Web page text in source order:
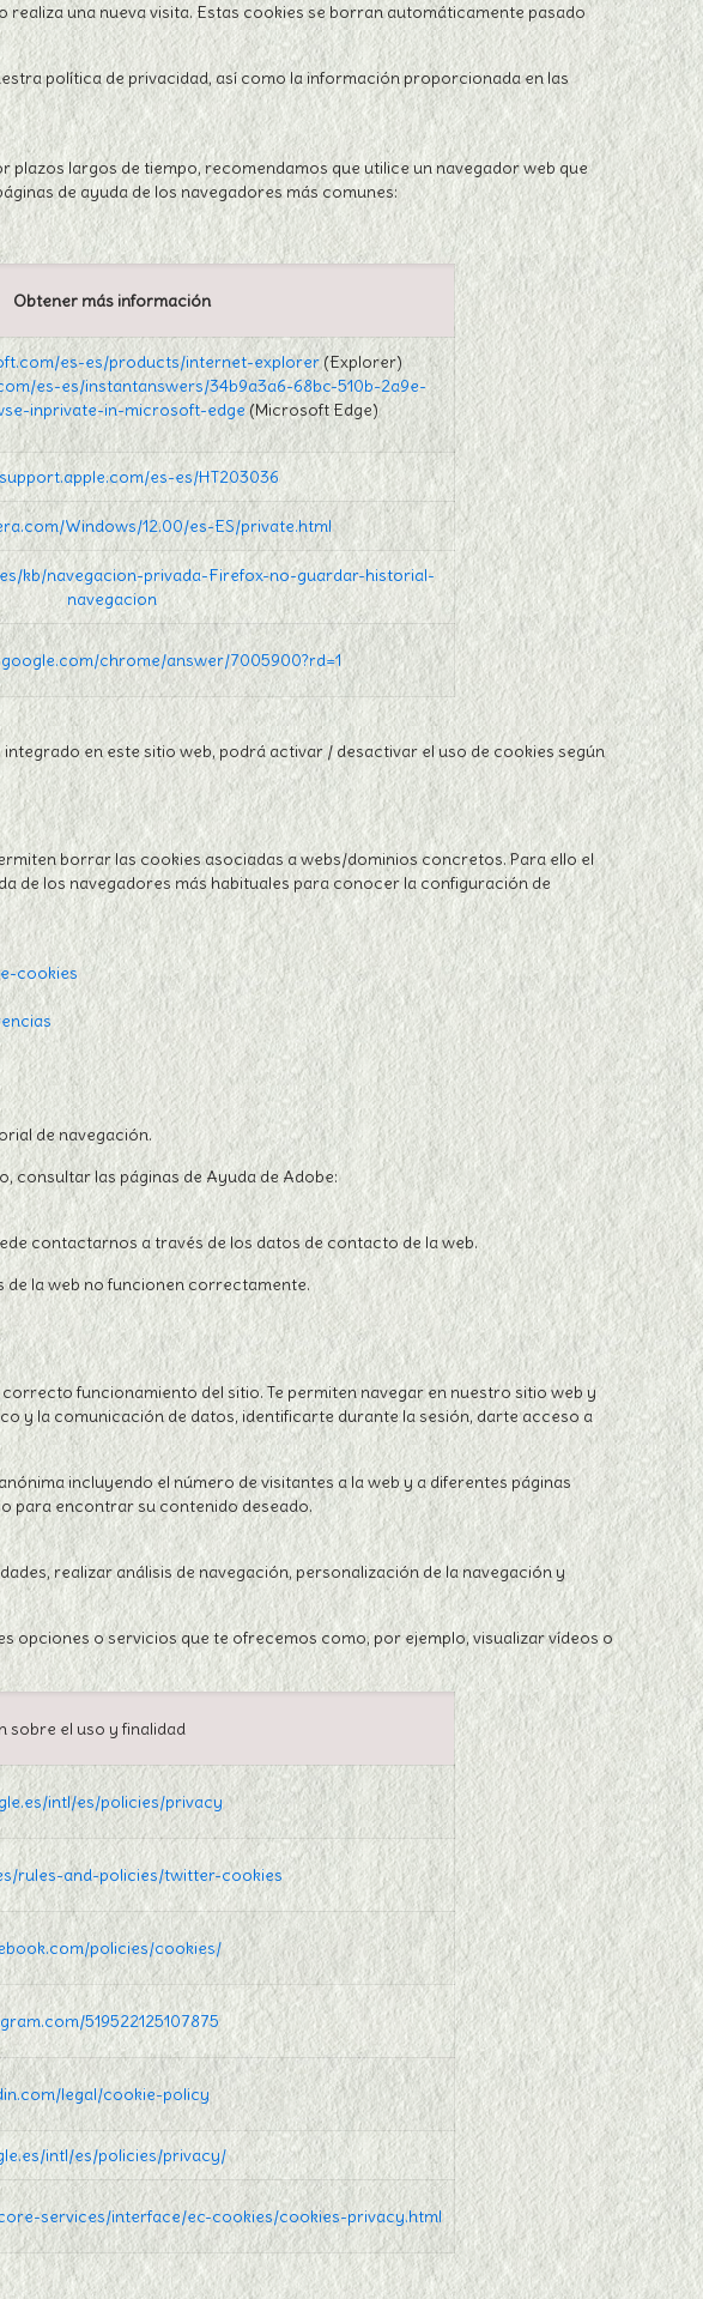
realiza una nueva visita. Estas cookies se borran automáticamente pasado
política de privacidad, así como la información proporcionada en las
largos de tiempo, recomendamos que utilice un navegador web que
de ayuda de los navegadores más comunes:
Obtener más información
es-es/products/internet-explorer(Explorer)
es-es/instantanswers/34b9a3a6-68bc-510b-2a9e-
inprivate-in-microsoft-edge (Microsoft Edge)
es-es/HT203036
Windows/12.00/es-ES/private.html
kb/navegacion-privada-Firefox-no-guardar-historial-
navegacion
chrome/answer/7005900?rd=1
en este sitio web, podrá activar / desactivar el uso de cookies según
borrar las cookies asociadas a webs/dominios concretos. Para ello el
de los navegadores más habituales para conocer la configuración de
cookies
de navegación.
consultar las páginas de Ayuda de Adobe:
contactarnos a través de los datos de contacto de la web.
de la web no funcionen correctamente.
funcionamiento del sitio. Te permiten navegar en nuestro sitio web y
y la comunicación de datos, identificarte durante la sesión, darte acceso a
incluyendo el número de visitantes a la web y a diferentes páginas
para encontrar su contenido deseado.
realizar análisis de navegación, personalización de la navegación y
opciones o servicios que te ofrecemos como, por ejemplo, visualizar vídeos o
sobre el uso y finalidad
intl/es/policies/privacy
rules-and-policies/twitter-cookies
policies/cookies/
519522125107875
legal/cookie-policy
intl/es/policies/privacy/
services/interface/ec-cookies/cookies-privacy.html